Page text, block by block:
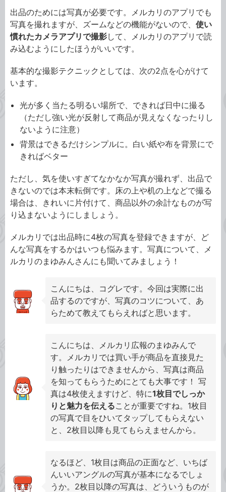
出品のためには写真が必要です。メルカリのアプリでも
写真を撮れますが、ズームなどの機能がないので、 使い
慣れたカメラアプリで撮影して、メルカリのアプリで読
み込むようにしたほうがいいです。
基本的な撮影テクニックとしては、次の2点を心がけて
います。
光が多く当たる明るい場所で、できれば日中に撮る
（ただし強い光が反射して商品が見えなくなったりし
ないように注意）
背景はできるだけシンプルに。白い紙や布を背景にで
きればベター
ただし、気を使いすぎてなかなか写真が撮れず、出品で
きないのでは本末転倒です。床の上や机の上などで撮る
場合は、きれいに片付けて、商品以外の余計なものが写
り込まないようにしましょう。
メルカリでは出品時に4枚の写真を登録できますが、ど
んな写真をするかはいつも悩みます。写真について、メ
ルカリのまゆみんさんにも聞いてみましょう！
こんにちは、コグレです。今回は実際に出
品するのですが、写真のコツについて、あ
らためて教えてもらえればと思います。
こんにちは、メルカリ広報のまゆみんで
す。メルカリでは買い手が商品を直接見た
り触ったりはできませんから、写真は商品
を知ってもらうためにとても大事です！ 写
真は4枚使えますけど、特に1枚目でしっか
りと魅力を伝えることが重要ですね。1枚目
の写真で目をひいてタップしてもらえない
と、2枚目以降も見てもらえませんから。
なるほど、1枚目は商品の正面など、いちば
んいいアングルの写真が基本になるでしょ
うか。2枚目以降の写真は、どういうものが